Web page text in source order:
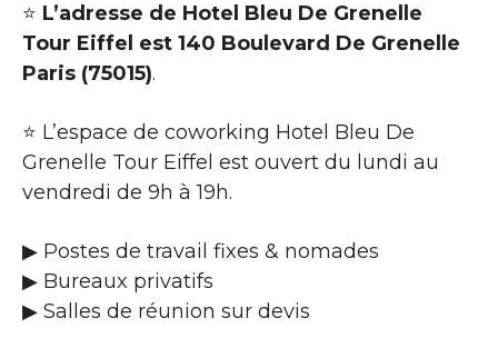
⭐ L’adresse de Hotel Bleu De Grenelle
Tour Eiffel est 140 Boulevard De Grenelle
Paris (75015).
⭐ L’espace de coworking Hotel Bleu De
Grenelle Tour Eiffel est ouvert du lundi au
vendredi de 9h à 19h.
▶ Postes de travail fixes & nomades
▶ Bureaux privatifs
▶ Salles de réunion sur devis